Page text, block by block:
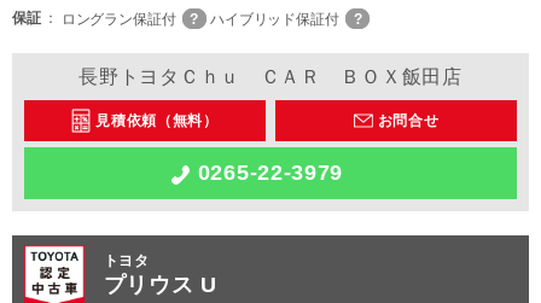
保証
ロングラン保証付 ハイブリッド保証付
長野トヨタＣｈｕ ＣＡＲ ＢＯＸ飯田店
見積依頼（無料） お問合せ
0265-22-3979
トヨタ
プリウス U